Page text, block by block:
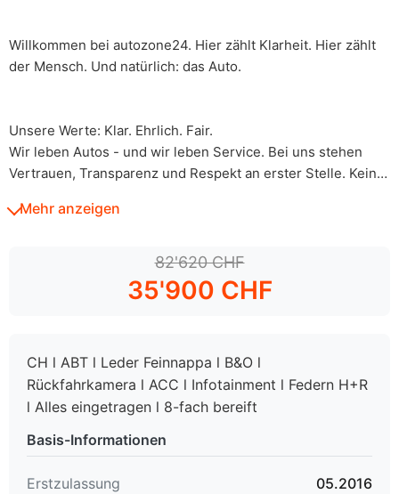
Willkommen bei autozone24. Hier zählt Klarheit. Hier zählt
der Mensch. Und natürlich: das Auto.
Unsere Werte: Klar. Ehrlich. Fair.
Wir leben Autos - und wir leben Service. Bei uns stehen
Vertrauen, Transparenz und Respekt an erster Stelle. Kein
Beratung auf Augenhöhe. Persönlich, per Telefon, E-Mail
uns Zeit für Sie. Auch ausserhalb unserer Öffnungszeiten,
wenn gewünscht.
Leasing & Finanzierung
Mehr anzeigen
82'620 CHF
35'900 CHF
CH l ABT l Leder Feinnappa l B&O l
Rückfahrkamera l ACC l Infotainment l Federn H+R
l Alles eingetragen l 8-fach bereift
Basis-Informationen
Erstzulassung 05.2016